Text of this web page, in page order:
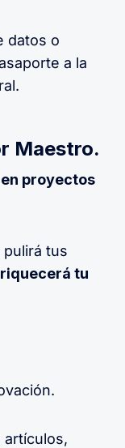
datos o
a la
Maestro.
proyectos
pulirá tus
tu
artículos,